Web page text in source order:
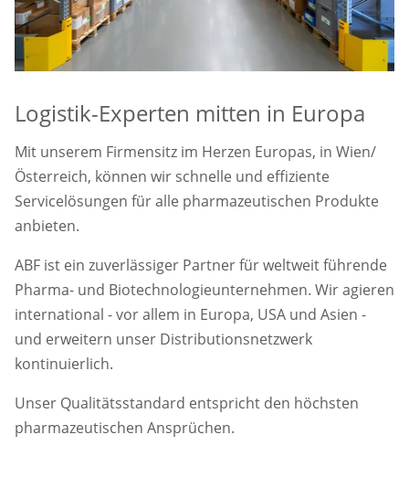
Logistik-Experten mitten in Europa
Mit unserem Firmensitz im Herzen Europas, in Wien/
Österreich, können wir schnelle und effiziente
Servicelösungen für alle pharmazeutischen Produkte
anbieten.
ABF ist ein zuverlässiger Partner für weltweit führende
Pharma- und Biotechnologieunternehmen. Wir agieren
international - vor allem in Europa, USA und Asien -
und erweitern unser Distributionsnetzwerk
kontinuierlich.
Unser Qualitätsstandard entspricht den höchsten
pharmazeutischen Ansprüchen.